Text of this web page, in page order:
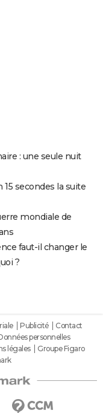
: une seule nuit
secondes la suite
mondiale de
faut-il changer le
?
Publicité
Contact
personnelles
légales
Groupe Figaro